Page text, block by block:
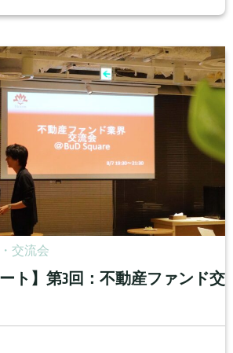
交流会
ト】第3回：不動産ファンド交